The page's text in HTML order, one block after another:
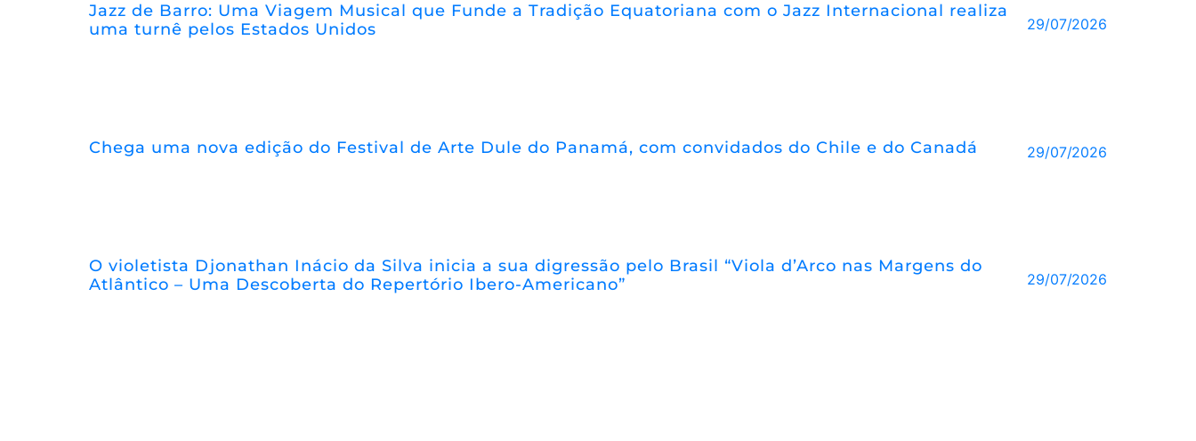
Jazz de Barro: Uma Viagem Musical que Funde a Tradição Equatoriana com o Jazz Internacional realiza
uma turnê pelos Estados Unidos
29/07/2026
Chega uma nova edição do Festival de Arte Dule do Panamá, com convidados do Chile e do Canadá 29/07/2026
O violetista Djonathan Inácio da Silva inicia a sua digressão pelo Brasil “Viola d’Arco nas Margens do
Atlântico – Uma Descoberta do Repertório Ibero-Americano”
29/07/2026